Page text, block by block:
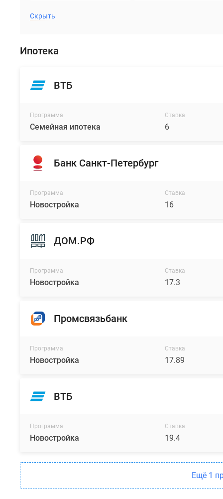
Скрыть
Ипотека
ВТБ
Программа
Семейная ипотека
Ставка
6
Банк Санкт-Петербург
Программа
Новостройка
Ставка
16
ДОМ.РФ
Программа
Новостройка
Ставка
17.3
Промсвязьбанк
Программа
Новостройка
Ставка
17.89
ВТБ
Программа
Новостройка
Ставка
19.4
Ещё 1